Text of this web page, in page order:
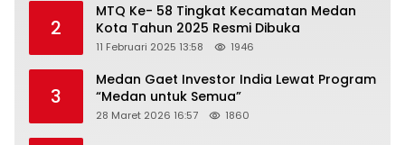
2
MTQ Ke- 58 Tingkat Kecamatan Medan
Kota Tahun 2025 Resmi Dibuka
11 Februari 2025 13:58 1946
3
Medan Gaet Investor India Lewat Program
“Medan untuk Semua”
28 Maret 2026 16:57 1860